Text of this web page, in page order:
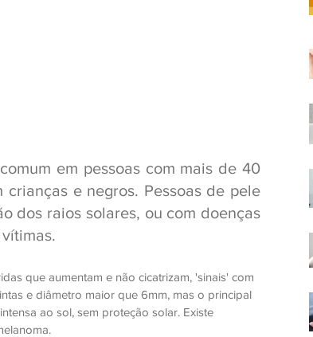
em pessoas com mais de 40
e negros. Pessoas de pele
dos raios solares, ou com doenças
que aumentam e não cicatrizam, 'sinais' com
e diâmetro maior que 6mm, mas o principal
ao sol, sem proteção solar. Existe